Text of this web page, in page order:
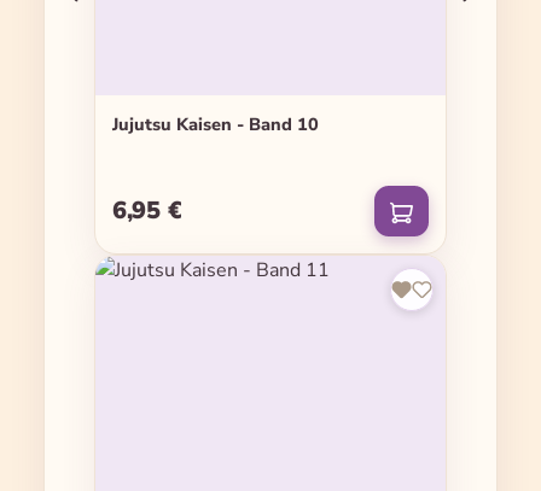
Jujutsu Kaisen - Band 10
Regulärer Preis:
6,95 €